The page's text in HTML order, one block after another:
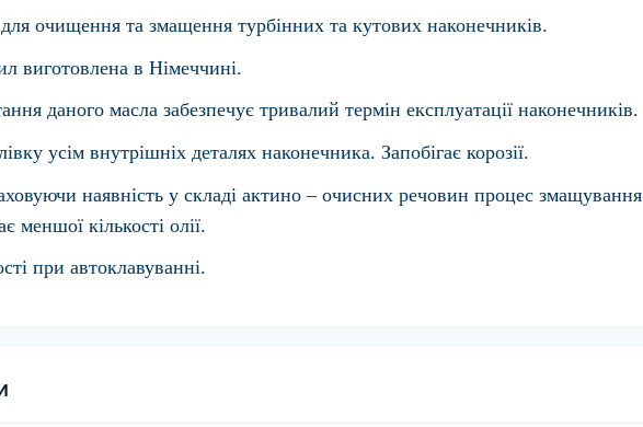
для очищення та змащення турбінних та кутових наконечників.
виготовлена ​​в Німеччині.
даного масла забезпечує тривалий термін експлуатації наконечників.
усім внутрішніх деталях наконечника. Запобігає корозії.
наявність у складі актино – очисних речовин процес змащування
меншої кількості олії.
при автоклавуванні.